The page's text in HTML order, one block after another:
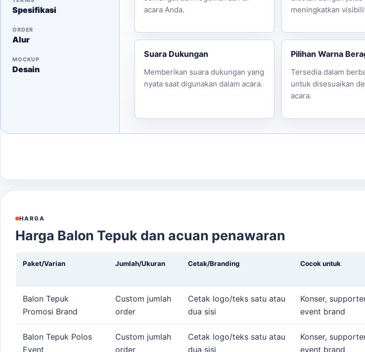
Spesifikasi
ORDER
Alur
MOCKUP
Desain
acara Anda.
meningkatkan
Suara Dukungan
Memberikan suara dukungan yang
nyata saat digunakan dalam acara.
Pilihan Warna
Tersedia dalam
untuk disesuaikan
acara.
HARGA
Harga Balon Tepuk dan acuan penawaran
Paket/Varian Jumlah/Ukuran Cetak/Branding Cocok untuk
Balon Tepuk
Promosi Brand
Custom jumlah
order
Cetak logo/teks satu atau
dua sisi
Konser,
event brand
Balon Tepuk Polos
Event
Custom jumlah
order
Cetak logo/teks satu atau
dua sisi
Konser,
event brand